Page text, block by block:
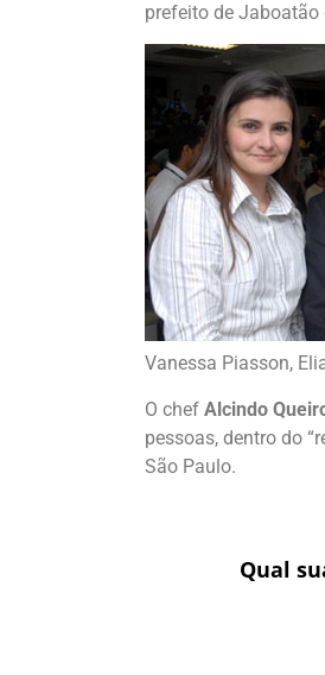
prefeito de Jaboatão
Vanessa Piasson,
O chef Alcindo
pessoas, dentro do
São Paulo.
Qual